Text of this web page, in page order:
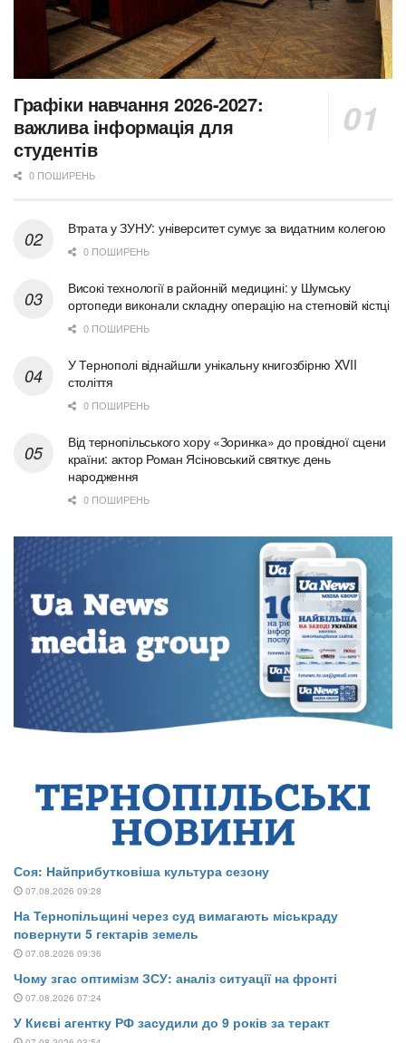
Графіки навчання 2026-2027:
важлива інформація для
студентів
0 ПОШИРЕНЬ
Втрата у ЗУНУ: університет сумує за видатним колегою
0 ПОШИРЕНЬ
Високі технології в районній медицині: у Шумську
ортопеди виконали складну операцію на стегновій кістці
0 ПОШИРЕНЬ
У Тернополі віднайшли унікальну книгозбірню XVII
століття
0 ПОШИРЕНЬ
Від тернопільського хору «Зоринка» до провідної сцени
країни: актор Роман Ясіновський святкує день
народження
0 ПОШИРЕНЬ